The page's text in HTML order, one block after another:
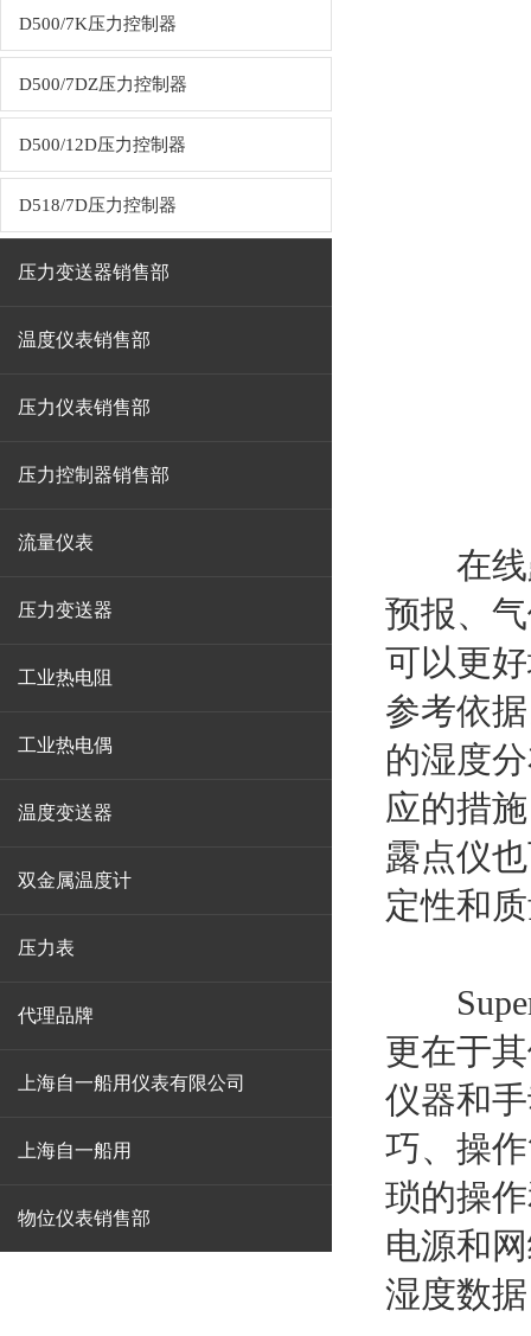
D500/7K压力控制器
D500/7DZ压力控制器
D500/12D压力控制器
D518/7D压力控制器
压力变送器销售部
温度仪表销售部
压力仪表销售部
压力控制器销售部
流量仪表
压力变送器
工业热电阻
工业热电偶
温度变送器
双金属温度计
压力表
代理品牌
上海自一船用仪表有限公司
上海自一船用
物位仪表销售部
在线露
预报、
可以更
参考依
的湿度
应的措
露点仪
定性和
Super-
更在于
仪器和
巧、操
琐的操
电源和
湿度数